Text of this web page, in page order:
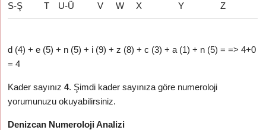
S-Ş T U-Ü V W X Y Z
d (4) + e (5) + n (5) + i (9) + z (8) + c (3) + a (1) + n (5) = => 4+0
= 4
Kader sayınız4. Şimdi kader sayınıza göre numeroloji
yorumunuzu okuyabilirsiniz.
Denizcan Numeroloji Analizi